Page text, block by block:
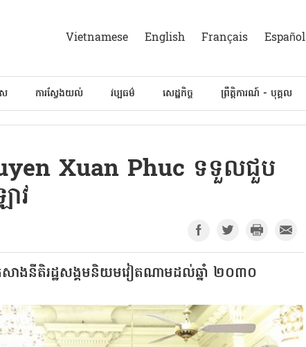
Vietnamese English Français Español
ការស្វែងយល់ វប្បធម៌ សេដ្ឋកិច្ច ព្រឹត្តិការណ៍ - បុគ្គល
Xuan Phuc ទទួលជួប
វ
កសាងនីតិរដ្ឋសង្គមនិយមវៀតណាមដល់ឆ្នាំ ២០៣០